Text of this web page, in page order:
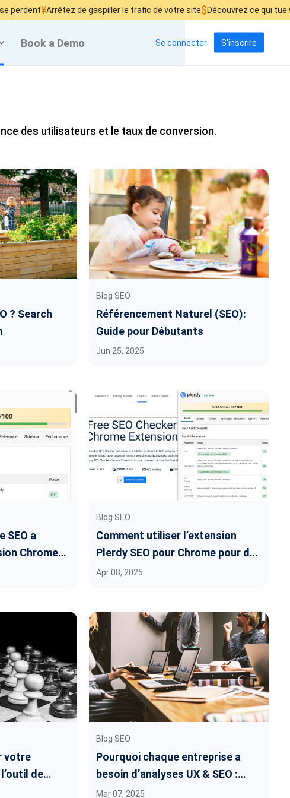
¥Arrêtez de gaspiller le trafic de votre site$Découvrez ce qui tue vos
Book a Demo Se connecter S'inscrire
des utilisateurs et le taux de conversion.
? Search
Blog SEO
Référencement Naturel (SEO):
Guide pour Débutants
Jun 25, 2025
SEO a
Chrome
Blog SEO
Comment utiliser l’extension
Plerdy SEO pour Chrome pour des
audits instantanés de sites web
Apr 08, 2025
votre
de
Blog SEO
Pourquoi chaque entreprise a
besoin d’analyses UX & SEO :
L’avantage Plerdy
Mar 07, 2025